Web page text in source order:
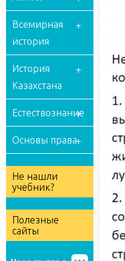
Всемирная
история
История
Казахстана
Естествознание
Основы права
Не нашли
учебник?
Полезные
сайты